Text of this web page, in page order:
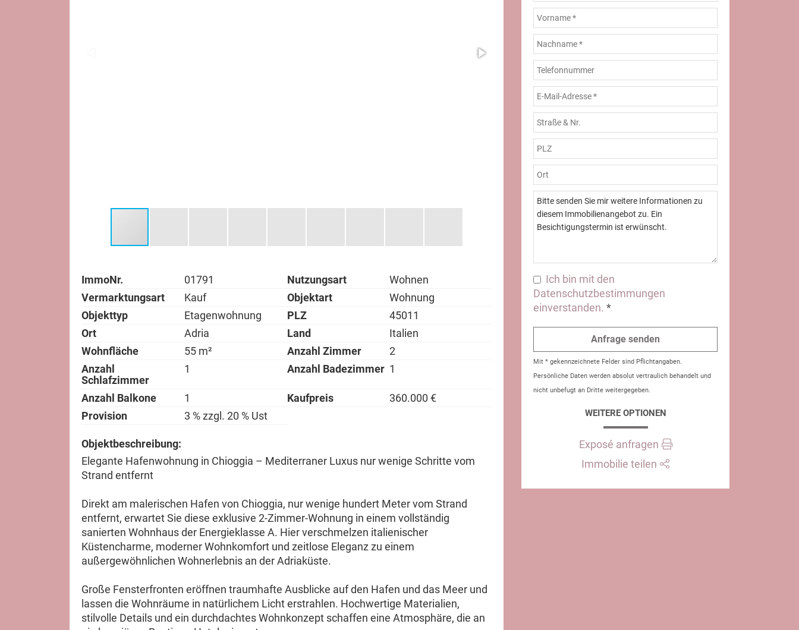
ImmoNr. 01791 Nutzungsart
Wohnen
Vermarktungsart
Kauf Objektart
Wohnung
Objekttyp
Etagenwohnung PLZ
45011
Ort
Adria Land
Italien
Wohnfläche
55 m² Anzahl Zimmer
2
Anzahl
Schlafzimmer
1 Anzahl Badezimmer 1
Anzahl Balkone 1 Kaufpreis
360.000 €
Provision
3 % zzgl. 20 % Ust
Objektbeschreibung:
Elegante Hafenwohnung in Chioggia – Mediterraner Luxus nur wenige Schritte vom
Strand entfernt
Direkt am malerischen Hafen von Chioggia, nur wenige hundert Meter vom Strand
entfernt, erwartet Sie diese exklusive 2-Zimmer-Wohnung in einem vollständig
sanierten Wohnhaus der Energieklasse A. Hier verschmelzen italienischer
Küstencharme, moderner Wohnkomfort und zeitlose Eleganz zu einem
außergewöhnlichen Wohnerlebnis an der Adriaküste.
Große Fensterfronten eröffnen traumhafte Ausblicke auf den Hafen und das Meer und
lassen die Wohnräume in natürlichem Licht erstrahlen. Hochwertige Materialien,
stilvolle Details und ein durchdachtes Wohnkonzept schaffen eine Atmosphäre, die an
Ich bin mit den
Datenschutzbestimmungen
einverstanden. *
Mit * gekennzeichnete Felder sind Pflichtangaben.
Persönliche Daten werden absolut vertraulich behandelt und
nicht unbefugt an Dritte weitergegeben.
WEITERE OPTIONEN
Exposé anfragen
Immobilie teilen